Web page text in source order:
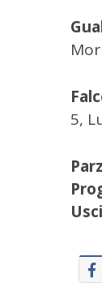
5,